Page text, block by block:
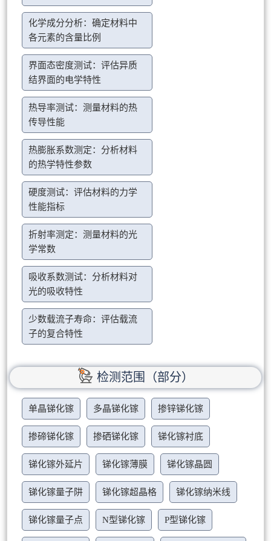
化学成分分析：确定材料中
各元素的含量比例
界面态密度测试：评估异质
结界面的电学特性
热导率测试：测量材料的热
传导性能
热膨胀系数测定：分析材料
的热学特性参数
硬度测试：评估材料的力学
性能指标
折射率测定：测量材料的光
学常数
吸收系数测试：分析材料对
光的吸收特性
少数载流子寿命：评估载流
子的复合特性
检测范围（部分）
单晶锑化镓 多晶锑化镓 掺锌锑化镓
掺碲锑化镓 掺硒锑化镓 锑化镓衬底
锑化镓外延片 锑化镓薄膜 锑化镓晶圆
锑化镓量子阱 锑化镓超晶格 锑化镓纳米线
锑化镓量子点 N型锑化镓 P型锑化镓